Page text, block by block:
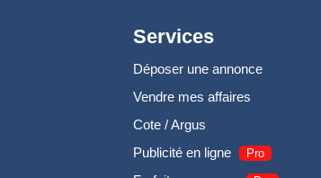
Services
Déposer une annonce
Vendre mes affaires
Cote / Argus
Publicité en ligne
Pro